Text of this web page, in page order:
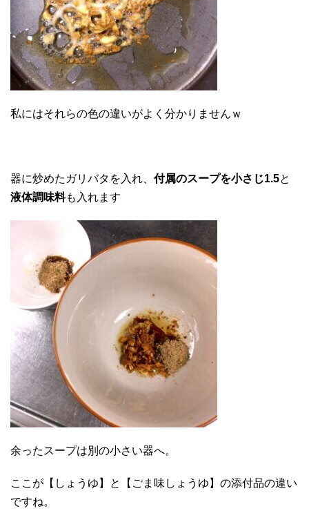
私にはそれらの色の違いがよく分かりませんｗ
器に炒めたガリバタを入れ、 付属のスープを小さじ1.5と
液体調味料も入れます
余ったスープは別の小さい器へ。
ここが【しょうゆ】と【ごま味しょうゆ】の添付品の違い
ですね。